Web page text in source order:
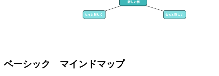
ベーシック マインドマップ